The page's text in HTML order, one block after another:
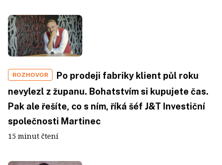
ROZHOVOR
Po prodeji fabriky klient půl roku
nevylezl z županu. Bohatstvím si kupujete čas.
Pak ale řešíte, co s ním, říká šéf J&T Investiční
společnosti Martinec
15 minut čtení